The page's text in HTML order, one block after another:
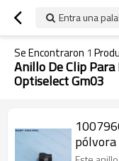
Entra una
Se Encontraron 1
Anillo De Clip
Optiselect Gm03